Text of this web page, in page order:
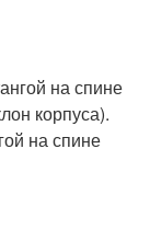
на спине
корпуса).
на спине